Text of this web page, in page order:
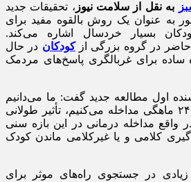
به نقل از سلامت نیوز ، تحقیقات جدید
به عنوان یک روش بالقوه مفید برای
بسیار خردسال اشاره می‌کند.
حاضر در گروه بزرگی ازکودکان در حال
ساده برای غربالگری پاسخ‌های مردمک
اول مطالعه جدید گفت: ما می‌دانیم
که وقتی در سنین ۱۸ تا ۲۴ ماهگی مداخله می‌کنیم، تأثیر طولانی
واقع مداخله درمانی در این بازه سنی
کلامی و یا غیرکلامی ماندن کودک
در جستجوی راه‌های موثر برای